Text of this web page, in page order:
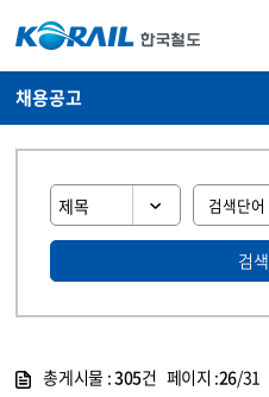
채용공고
검색
총게시물 :305건 페이지 :26/31